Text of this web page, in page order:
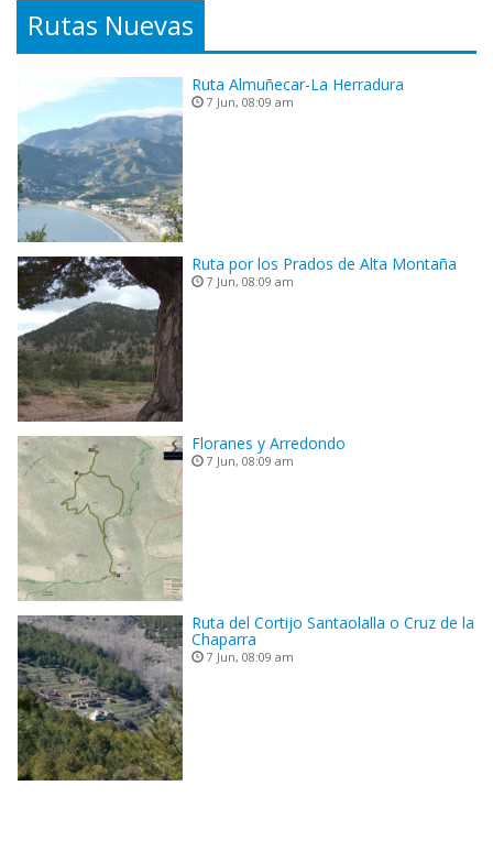
Rutas Nuevas
Ruta Almuñecar-La Herradura
7 Jun, 08:09 am
Ruta por los Prados de Alta Montaña
7 Jun, 08:09 am
Floranes y Arredondo
7 Jun, 08:09 am
Ruta del Cortijo Santaolalla o Cruz de la
Chaparra
7 Jun, 08:09 am